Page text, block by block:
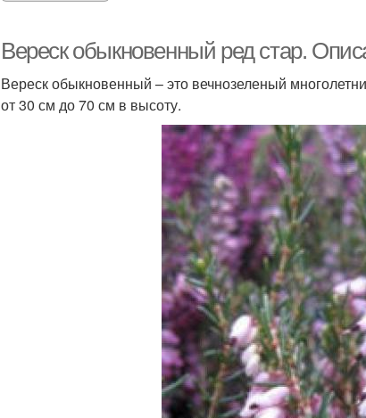
Вереск обыкновенный ред стар.
Вереск обыкновенный – это вечнозеленый
от 30 см до 70 см в высоту.